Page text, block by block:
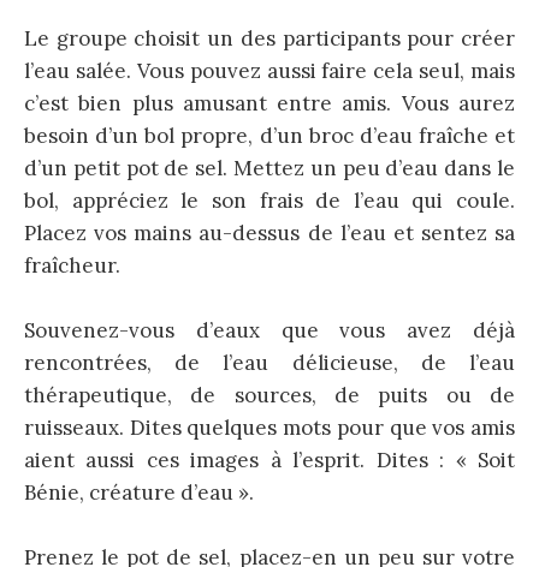
Le groupe choisit un des participants pour créer
l’eau salée. Vous pouvez aussi faire cela seul, mais
c’est bien plus amusant entre amis. Vous aurez
besoin d’un bol propre, d’un broc d’eau fraîche et
d’un petit pot de sel. Mettez un peu d’eau dans le
bol, appréciez le son frais de l’eau qui coule.
Placez vos mains au-dessus de l’eau et sentez sa
fraîcheur.
Souvenez-vous d’eaux que vous avez déjà
rencontrées, de l’eau délicieuse, de l’eau
thérapeutique, de sources, de puits ou de
ruisseaux. Dites quelques mots pour que vos amis
aient aussi ces images à l’esprit. Dites : « Soit
Bénie, créature d’eau ».
Prenez le pot de sel, placez-en un peu sur votre